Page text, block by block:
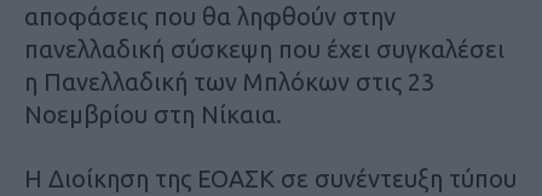
αποφάσεις που θα ληφθούν στην
πανελλαδική σύσκεψη που έχει συγκαλέσει
η Πανελλαδική των Μπλόκων στις 23
Νοεμβρίου στη Νίκαια.
Η Διοίκηση της ΕΟΑΣΚ σε συνέντευξη τύπου